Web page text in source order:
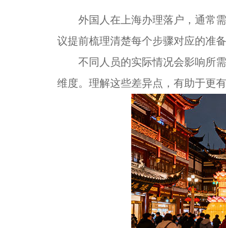
外国人在上海办理落户，通常需
议提前梳理清楚每个步骤对应的准备
不同人员的实际情况会影响所需
维度。理解这些差异点，有助于更